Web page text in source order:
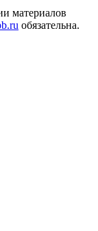
материалов
обязательна.